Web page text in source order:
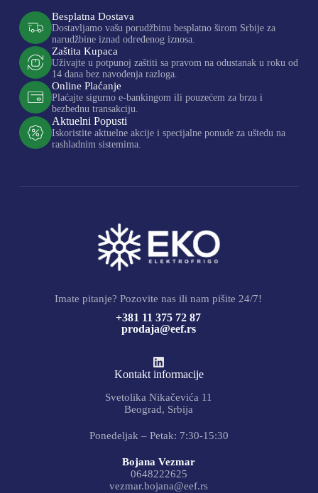
Besplatna Dostava
Dostavljamo vašu porudžbinu besplatno širom Srbije za
narudžbine iznad određenog iznosa.
Zaštita Kupaca
Uživajte u potpunoj zaštiti sa pravom na odustanak u roku od
14 dana bez navođenja razloga.
Online Plaćanje
Plaćajte sigurno e-bankingom ili pouzećem za brzu i
bezbednu transakciju.
Aktuelni Popusti
Iskoristite aktuelne akcije i specijalne ponude za uštedu na
rashladnim sistemima.
Imate pitanje? Pozovite nas ili nam pišite 24/7!
+381 11 375 72 87
prodaja@eef.rs
Kontakt informacije
Svetolika Nikačevića 11
Beograd, Srbija
Ponedeljak – Petak: 7:30-15:30
Bojana Vezmar
0648222625
vezmar.bojana@eef.rs